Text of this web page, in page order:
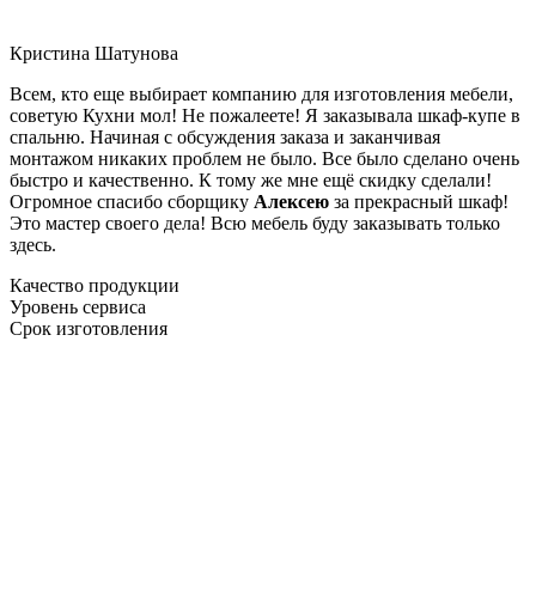
Кристина Шатунова
Всем, кто еще выбирает компанию для изготовления мебели,
советую Кухни мол! Не пожалеете! Я заказывала шкаф-купе в
спальню. Начиная с обсуждения заказа и заканчивая
монтажом никаких проблем не было. Все было сделано очень
быстро и качественно. К тому же мне ещё скидку сделали!
Огромное спасибо сборщику Алексею за прекрасный шкаф!
Это мастер своего дела! Всю мебель буду заказывать только
здесь.
Качество продукции
Уровень сервиса
Срок изготовления